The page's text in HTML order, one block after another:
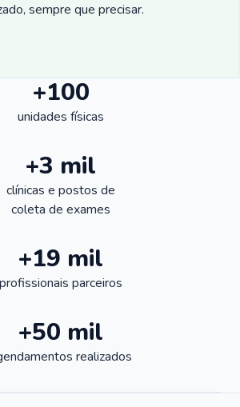
sempre que precisar.
+100
unidades físicas
+3 mil
clínicas e postos de
coleta de exames
+19 mil
profissionais parceiros
+50 mil
realizados